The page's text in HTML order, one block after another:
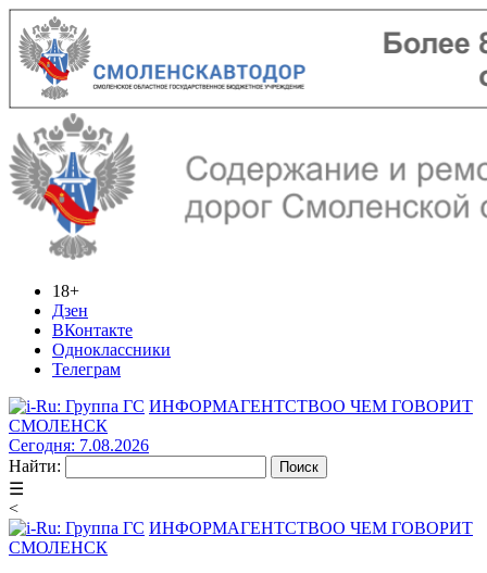
18+
Дзен
ВКонтакте
Одноклассники
Телеграм
ИНФОРМАГЕНТСТВОО ЧЕМ ГОВОРИТ
СМОЛЕНСК
Сегодня: 7.08.2026
Найти:
☰
<
ИНФОРМАГЕНТСТВОО ЧЕМ ГОВОРИТ
СМОЛЕНСК